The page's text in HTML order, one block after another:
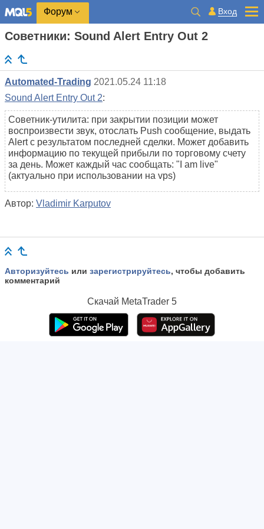
Форум Вход
Советники: Sound Alert Entry Out 2
Automated-Trading 2021.05.24 11:18
Sound Alert Entry Out 2:
Советник-утилита: при закрытии позиции может
воспроизвести звук, отослать Push сообщение, выдать
Alert с результатом последней сделки. Может добавить
информацию по текущей прибыли по торговому счету
за день. Может каждый час сообщать: "I am live"
(актуально при использовании на vps)
Автор: Vladimir Karputov
Авторизуйтесь или зарегистрируйтесь, чтобы добавить
комментарий
Скачай MetaTrader 5